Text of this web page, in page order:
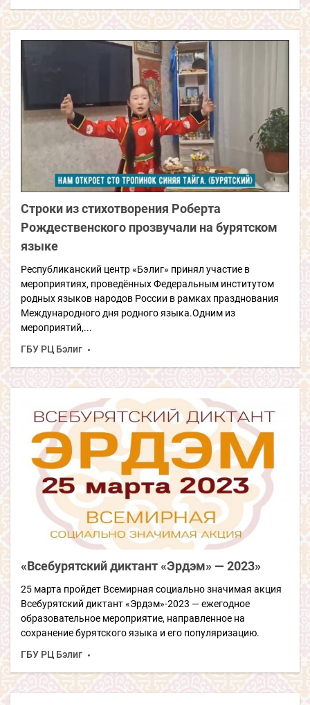
Строки из стихотворения Роберта
Рождественского прозвучали на бурятском
языке
Республиканский центр «Бэлиг» принял участие в
мероприятиях, проведённых Федеральным институтом
родных языков народов России в рамках празднования
Международного дня родного языка.Одним из
мероприятий,...
ГБУ РЦ Бэлиг
«Всебурятский диктант «Эрдэм» — 2023»
25 марта пройдет Всемирная социально значимая акция
Всебурятский диктант «Эрдэм»-2023 — ежегодное
образовательное мероприятие, направленное на
сохранение бурятского языка и его популяризацию.
ГБУ РЦ Бэлиг